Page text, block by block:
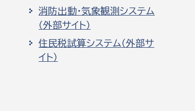
消防出動・気象観測システム
（外部サイト）
住民税試算システム（外部サ
イト）